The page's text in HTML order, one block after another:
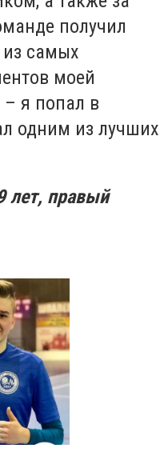
получил
самых
моей
я попал в
одним из лучших
лет, правый